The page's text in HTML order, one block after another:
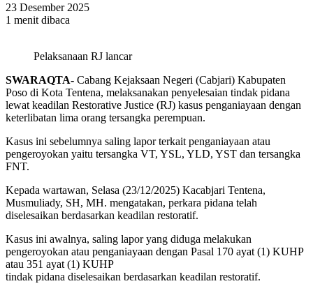
23 Desember 2025
1 menit dibaca
Pelaksanaan RJ lancar
SWARAQTA- Cabang Kejaksaan Negeri (Cabjari) Kabupaten
Poso di Kota Tentena, melaksanakan penyelesaian tindak pidana
lewat keadilan Restorative Justice (RJ) kasus penganiayaan dengan
keterlibatan lima orang tersangka perempuan.
Kasus ini sebelumnya saling lapor terkait penganiayaan atau
pengeroyokan yaitu tersangka VT, YSL, YLD, YST dan tersangka
FNT.
Kepada wartawan, Selasa (23/12/2025) Kacabjari Tentena,
Musmuliady, SH, MH. mengatakan, perkara pidana telah
diselesaikan berdasarkan keadilan restoratif.
Kasus ini awalnya, saling lapor yang diduga melakukan
pengeroyokan atau penganiayaan dengan Pasal 170 ayat (1) KUHP
atau 351 ayat (1) KUHP
tindak pidana diselesaikan berdasarkan keadilan restoratif.